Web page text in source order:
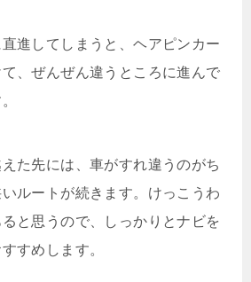
進してしまうと、ヘアピンカー
、ぜんぜん違うところに進んで
た先には、車がすれ違うのがち
ルートが続きます。けっこうわ
と思うので、しっかりとナビを
すめします。